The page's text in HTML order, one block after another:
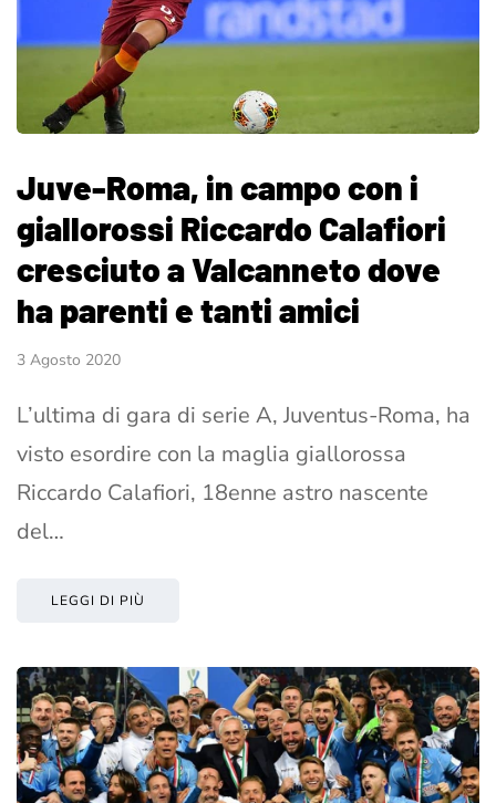
Juve-Roma, in campo con i
giallorossi Riccardo Calafiori
cresciuto a Valcanneto dove
ha parenti e tanti amici
3 Agosto 2020
L’ultima di gara di serie A, Juventus-Roma, ha
visto esordire con la maglia giallorossa
Riccardo Calafiori, 18enne astro nascente
del…
LEGGI DI PIÙ